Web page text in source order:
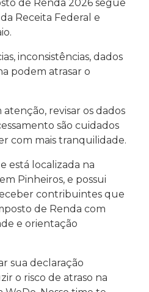
de Renda 2026 segue
Receita Federal e
inconsistências, dados
podem atrasar o
atenção, revisar os dados
são cuidados
com mais tranquilidade.
está localizada na
Pinheiros, e possui
contribuintes que
de Renda com
e orientação
sua declaração
o risco de atraso na